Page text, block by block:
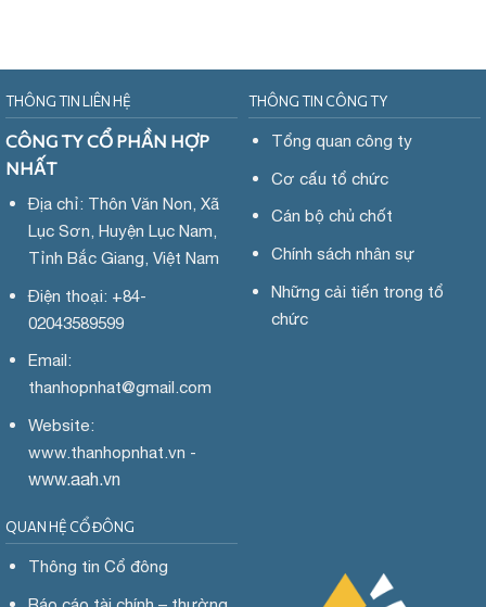
THÔNG TIN LIÊN HỆ
CÔNG TY CỔ PHẦN HỢP
NHẤT
Địa chỉ: Thôn Văn Non, Xã
Lục Sơn, Huyện Lục Nam,
Tỉnh Bắc Giang, Việt Nam
Điện thoại: +84-
02043589599
Email:
thanhopnhat@gmail.com
Website:
www.thanhopnhat.vn -
www.aah.vn
THÔNG TIN CÔNG TY
Tổng quan công ty
Cơ cấu tổ chức
Cán bộ chủ chốt
Chính sách nhân sự
Những cải tiến trong tổ
chức
QUAN HỆ CỔ ĐÔNG
Thông tin Cổ đông